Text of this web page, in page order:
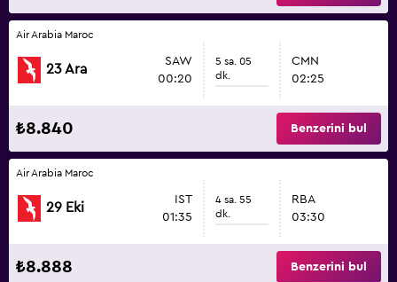
Air Arabia Maroc
23 Ara
SAW
00:20
5 sa. 05
dk.
CMN
02:25
₺8.840 Benzerini bul
Air Arabia Maroc
29 Eki
IST
01:35
4 sa. 55
dk.
RBA
03:30
₺8.888 Benzerini bul